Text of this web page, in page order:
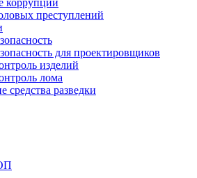
коррупции
преступлений
для проектировщиков
изделий
лома
средства разведки